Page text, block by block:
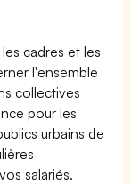
cadres et les
l'ensemble
collectives
pour les
urbains de
salariés.